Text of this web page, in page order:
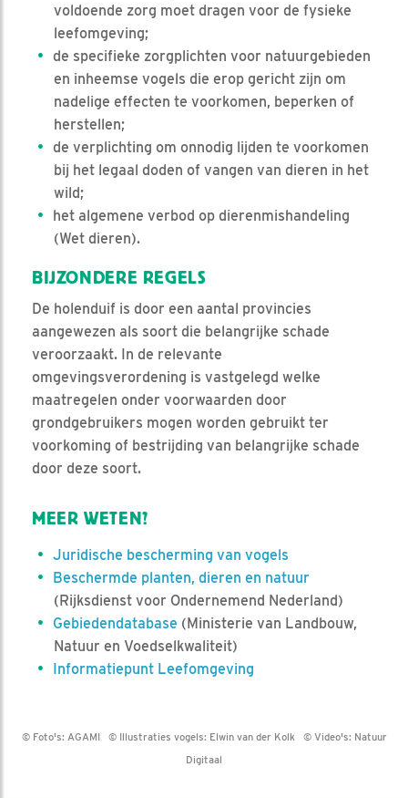
voldoende zorg moet dragen voor de fysieke
leefomgeving;
de specifieke zorgplichten voor natuurgebieden
en inheemse vogels die erop gericht zijn om
nadelige effecten te voorkomen, beperken of
herstellen;
de verplichting om onnodig lijden te voorkomen
bij het legaal doden of vangen van dieren in het
wild;
het algemene verbod op dierenmishandeling
(Wet dieren).
BIJZONDERE REGELS
De holenduif is door een aantal provincies
aangewezen als soort die belangrijke schade
veroorzaakt. In de relevante
omgevingsverordening is vastgelegd welke
maatregelen onder voorwaarden door
grondgebruikers mogen worden gebruikt ter
voorkoming of bestrijding van belangrijke schade
door deze soort.
MEER WETEN?
Juridische bescherming van vogels
Beschermde planten, dieren en natuur
(Rijksdienst voor Ondernemend Nederland)
Gebiedendatabase (Ministerie van Landbouw,
Natuur en Voedselkwaliteit)
Informatiepunt Leefomgeving
© Foto's: AGAMI© Illustraties vogels: Elwin van der Kolk© Video's: Natuur
Digitaal